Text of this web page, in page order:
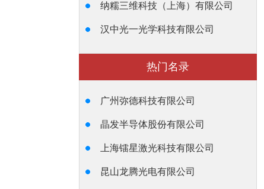
纳糯三维科技（上海）有限公司
汉中光一光学科技有限公司
热门名录
广州弥德科技有限公司
晶发半导体股份有限公司
上海镭星激光科技有限公司
昆山龙腾光电有限公司